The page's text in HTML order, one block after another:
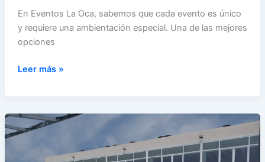
En Eventos La Oca, sabemos que cada evento es único
y requiere una ambientación especial. Una de las mejores
opciones
Guía
alquiler
de
Leer más »